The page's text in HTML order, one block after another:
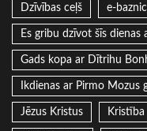
Dzīvības ceļš e-
Es gribu dzīvot šīs dienas
Gads kopa ar Dītrihu
Ikdienas ar Pirmo Mozus
Jēzus Kristus Kristība